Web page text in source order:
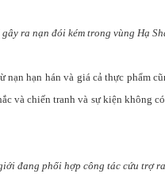
ra nạn đói kém trong vùng Hạ
hạn hán và giá cả thực phẩm
và chiến tranh và sự kiện không
đang phối hợp công tác cứu trợ